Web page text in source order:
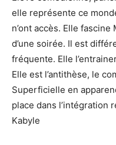
elle représente ce
n’ont accès. Elle
d’une soirée. Il est
fréquente. Elle
Elle est l’antithèse, le
Superficielle en
place dans l’intégration
Kabyle